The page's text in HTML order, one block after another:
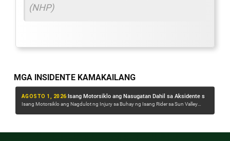
(NHP)
MGA INSIDENTE KAMAKAILANG
HULYO 30, 2026:
Isang NDOT Street Sweeper ang Nabangga ng Semi sa I-80 Malapit sa Sparks